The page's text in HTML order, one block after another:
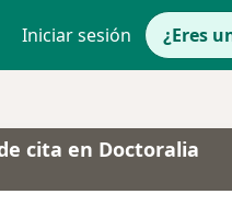
Iniciar sesión ¿Eres
cita en Doctoralia